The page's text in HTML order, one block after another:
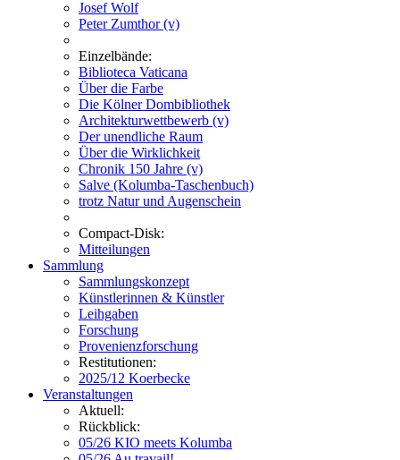
Josef Wolf
Peter Zumthor (v)
Einzelbände:
Biblioteca Vaticana
Über die Farbe
Die Kölner Dombibliothek
Architekturwettbewerb (v)
Der unendliche Raum
Über die Wirklichkeit
Chronik 150 Jahre (v)
Salve (Kolumba-Taschenbuch)
trotz Natur und Augenschein
Compact-Disk:
Mitteilungen
Sammlung
Sammlungskonzept
Künstlerinnen & Künstler
Leihgaben
Forschung
Provenienzforschung
Restitutionen:
2025/12 Koerbecke
Veranstaltungen
Aktuell:
Rückblick:
05/26 KIO meets Kolumba